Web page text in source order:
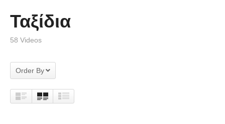
Ταξίδια
58 Videos
Order By